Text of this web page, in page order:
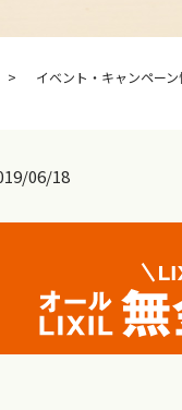
イベント・キャンペー
06/18